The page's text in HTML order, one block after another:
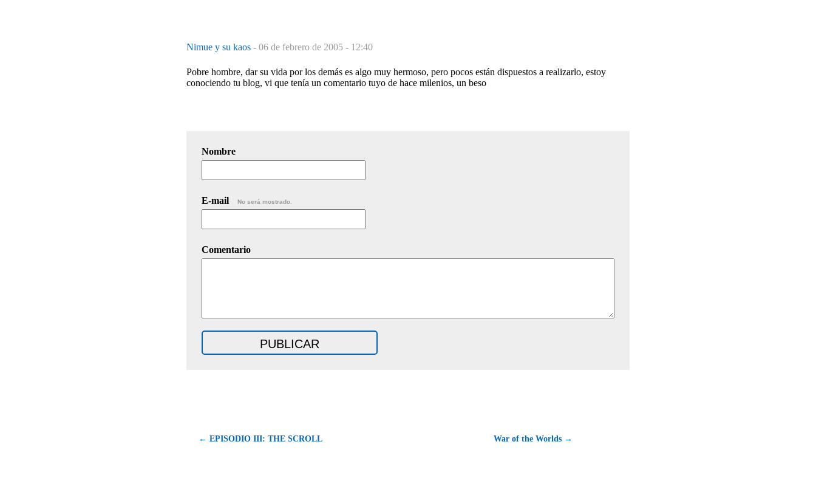
Nimue y su kaos - 06 de febrero de 2005 - 12:40
Pobre hombre, dar su vida por los demás es algo muy hermoso, pero pocos están dispuestos a realizarlo, estoy
conociendo tu blog, vi que tenía un comentario tuyo de hace milenios, un beso
Nombre
E-mail No será mostrado.
Comentario
← EPISODIO III: THE SCROLL War of the Worlds →